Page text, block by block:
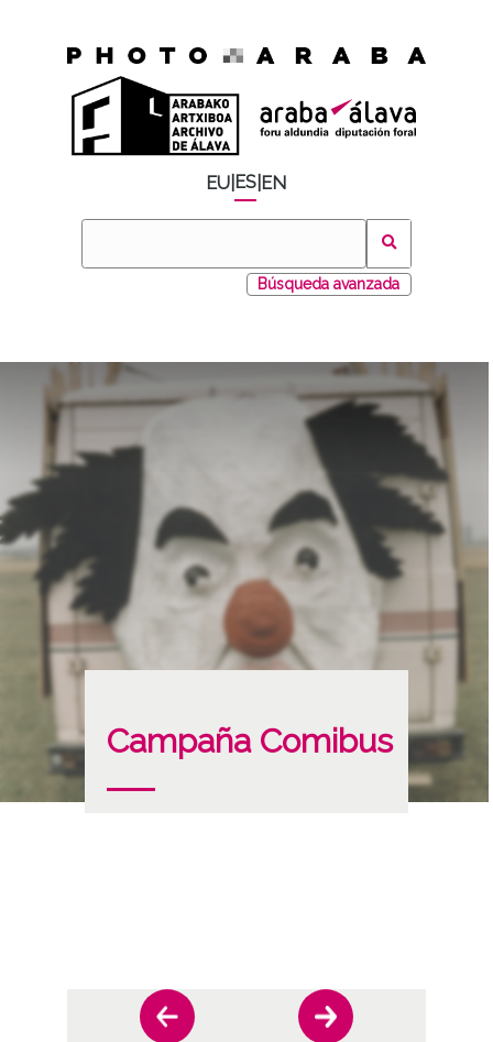
EU ES EN
Búsqueda avanzada
Campaña Comibus